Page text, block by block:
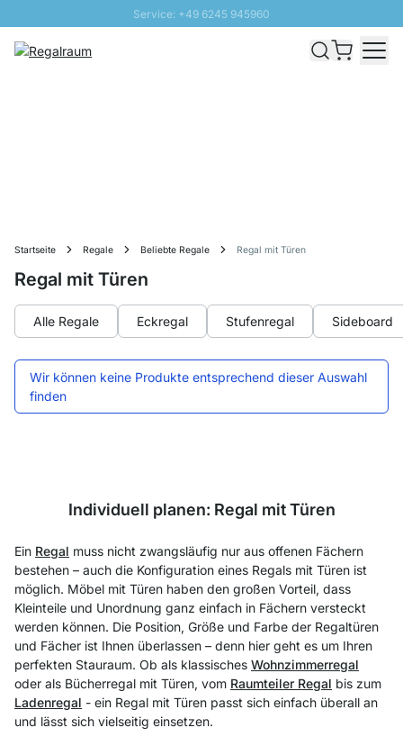
Service: +49 6245 945960
Schnelle Lieferung - Gratis Versand ab 100€
Startseite Regale Beliebte Regale Regal mit Türen
Regal mit Türen
Alle Regale Eckregal Stufenregal Sideboard
Wir können keine Produkte entsprechend dieser Auswahl
finden
Individuell planen: Regal mit Türen
Ein Regal muss nicht zwangsläufig nur aus offenen Fächern
bestehen – auch die Konfiguration eines Regals mit Türen ist
möglich. Möbel mit Türen haben den großen Vorteil, dass
Kleinteile und Unordnung ganz einfach in Fächern versteckt
werden können. Die Position, Größe und Farbe der Regaltüren
und Fächer ist Ihnen überlassen – denn hier geht es um Ihren
perfekten Stauraum. Ob als klassisches Wohnzimmerregal
oder als Bücherregal mit Türen, vom Raumteiler Regal bis zum
Ladenregal - ein Regal mit Türen passt sich einfach überall an
und lässt sich vielseitig einsetzen.